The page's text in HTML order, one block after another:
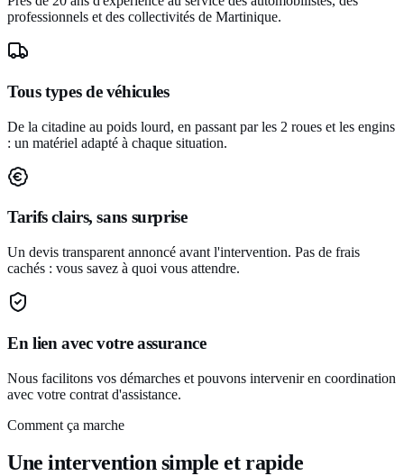
professionnels et des collectivités de Martinique.
Tous types de véhicules
De la citadine au poids lourd, en passant par les 2 roues et les engins
: un matériel adapté à chaque situation.
Tarifs clairs, sans surprise
Un devis transparent annoncé avant l'intervention. Pas de frais
cachés : vous savez à quoi vous attendre.
En lien avec votre assurance
Nous facilitons vos démarches et pouvons intervenir en coordination
avec votre contrat d'assistance.
Comment ça marche
Une intervention simple et rapide